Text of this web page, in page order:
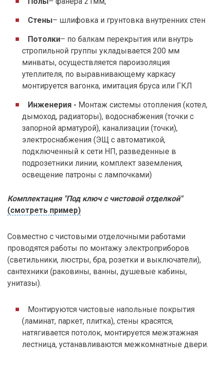
Стены– шлифовка и грунтовка внутренних стен
Потолки– по балкам перекрытия или внутрь
стропильной группы укладывается 200 мм
минваты, осуществляется пароизоляция
утеплителя, по выравнивающему каркасу
монтируется вагонка, имитация бруса или ГКЛ
Инженерия - Монтаж системы отопления (котел,
дымоход, радиаторы), водоснабжения (точки с
запорной арматурой), канализации (точки),
электроснабжения (ЭЩ с автоматикой,
подключенный к сети НП, разведенные в
подрозетники линии, комплект заземления,
освещение патроны с лампочками)
Комплектация "Под ключ с чистовой отделкой"
(смотреть пример)
Совместно с чистовыми отделочными работами
проводятся работы по монтажу электроприборов
(светильники, люстры, бра, розетки и выключатели),
сантехники (раковины, ванны, душевые кабины,
унитазы).
Монтируются чистовые напольные покрытия
(ламинат, паркет, плитка), стены красятся,
натягивается потолок, монтируется межэтажная
лестница, устанавливаются межкомнатные двери.